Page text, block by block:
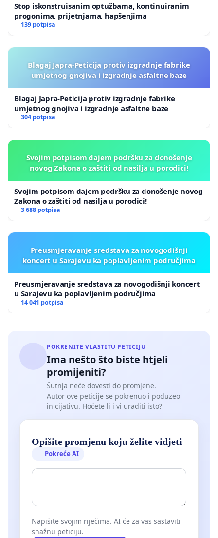
Stop iskonstruisanim optužbama, kontinuiranim
progonima, prijetnjama, hapšenjima
139 potpisa
Blagaj Japra-Peticija protiv izgradnje fabrike
umjetnog gnojiva i izgradnje asfaltne baze
Blagaj Japra-Peticija protiv izgradnje fabrike
umjetnog gnojiva i izgradnje asfaltne baze
304 potpisa
Svojim potpisom dajem podršku za donošenje
novog Zakona o zaštiti od nasilja u porodici!
Svojim potpisom dajem podršku za donošenje novog
Zakona o zaštiti od nasilja u porodici!
3 688 potpisa
Preusmjeravanje sredstava za novogodišnji
koncert u Sarajevu ka poplavljenim područjima
Preusmjeravanje sredstava za novogodišnji koncert
u Sarajevu ka poplavljenim područjima
14 041 potpisa
POKRENITE VLASTITU PETICIJU
Ima nešto što biste htjeli
promijeniti?
Šutnja neće dovesti do promjene.
Autor ove peticije se pokrenuo i poduzeo
inicijativu. Hoćete li i vi uraditi isto?
Opišite promjenu koju želite vidjeti
Pokreće AI
Napišite svojim riječima. AI će za vas sastaviti
snažnu peticiju.